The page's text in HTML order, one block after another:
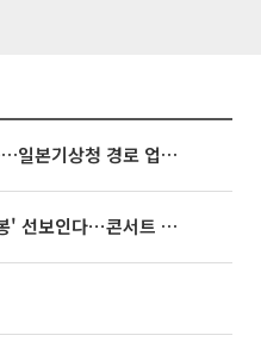
태풍 '돌핀' 오키나와 접근…일본기상청 경로 업데이트
빅뱅, 20주년 기념 '새 뱅봉' 선보인다⋯콘서트 앞두고 팝업 개최